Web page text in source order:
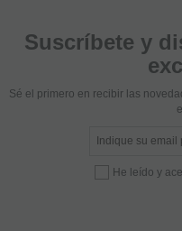
Suscríbete y
Sé el primero en recibir las
He leído y